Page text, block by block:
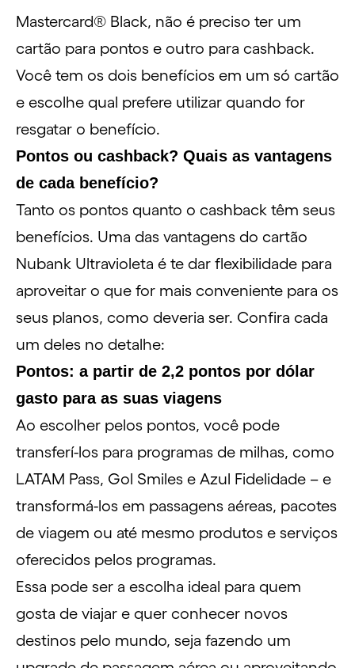
Mastercard® Black, não é preciso ter um
cartão para pontos e outro para cashback.
Você tem os dois benefícios em um só cartão
e escolhe qual prefere utilizar quando for
resgatar o benefício.
Pontos ou cashback? Quais as vantagens
de cada benefício?
Tanto os pontos quanto o cashback têm seus
benefícios. Uma das vantagens do cartão
Nubank Ultravioleta é te dar flexibilidade para
aproveitar o que for mais conveniente para os
seus planos, como deveria ser. Confira cada
um deles no detalhe:
Pontos: a partir de 2,2 pontos por dólar
gasto para as suas viagens
Ao escolher pelos pontos, você pode
transferí-los para programas de milhas, como
LATAM Pass, Gol Smiles e Azul Fidelidade – e
transformá-los em passagens aéreas, pacotes
de viagem ou até mesmo produtos e serviços
oferecidos pelos programas.
Essa pode ser a escolha ideal para quem
gosta de viajar e quer conhecer novos
destinos pelo mundo, seja fazendo um